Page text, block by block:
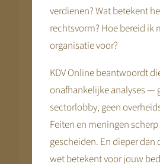
In de loop der jaren merkte
veranderde.
communicatie, gingen
vaker over rendement,
en strategische keuzes.
niet alleen weten hoe zij zich
maar ook hoe zij ervoor
betekent een tariefwijziging
verdienen? Wat betekent
rechtsvorm? Hoe bereid ik
organisatie voor?
KDV Online beantwoordt
onafhankelijke analyses —
sectorlobby, geen
Feiten en meningen
gescheiden. En dieper dan
wet betekent voor jouw